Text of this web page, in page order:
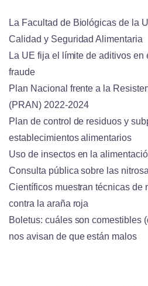
La Facultad de Biológicas de la
Calidad y Seguridad Alimentaria
La UE fija el límite de aditivos en
fraude
Plan Nacional frente a la
(PRAN) 2022-2024
Plan de control de residuos y
establecimientos alimentarios
Uso de insectos en la
Consulta pública sobre las
Científicos muestran técnicas de
contra la araña roja
Boletus: cuáles son comestibles
nos avisan de que están malos